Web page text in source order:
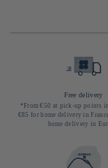
Free delivery
*From €50 at pick-up points
€85 for home delivery in
home delivery in